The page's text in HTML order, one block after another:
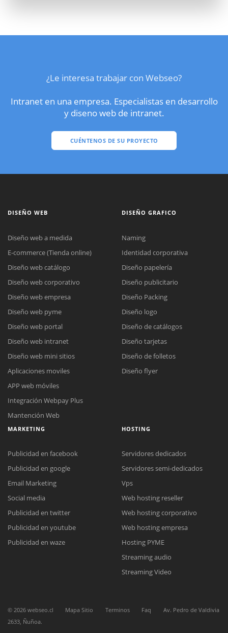
¿Le interesa trabajar con Webseo?
Intranet en una empresa. Especialistas en desarrollo
y diseno web de intranet.
CUÉNTENOS DE SU PROYECTO
Reunión online
Nuestros ejecutivos le enviarán un correo electrónico con el enlace a
Meet para la reunión online.
Cotización
Todos nuestros ejecutivos están fuera de línea. Complete el formulario
DISEÑO WEB
Diseño web a medida
E-commerce (Tienda online)
Diseño web catálogo
Diseño web corporativo
Diseño web empresa
Diseño web pyme
Diseño web portal
Diseño web intranet
Diseño web mini sitios
Aplicaciones moviles
APP web móviles
Integración Webpay Plus
Mantención Web
DISEÑO GRAFICO
Naming
Identidad corporativa
Diseño papelería
Diseño publicitario
Diseño Packing
Diseño logo
Diseño de catálogos
Diseño tarjetas
Diseño de folletos
Diseño flyer
MARKETING
Publicidad en facebook
Publicidad en google
Email Marketing
Social media
Publicidad en twitter
Publicidad en youtube
Publicidad en waze
HOSTING
Servidores dedicados
Servidores semi-dedicados
Vps
Web hosting reseller
Web hosting corporativo
Web hosting empresa
Hosting PYME
Streaming audio
Streaming Video
© 2026 webseo.cl Mapa Sitio Terminos Faq
Av. Pedro de Valdivia
2633, Ñuñoa.